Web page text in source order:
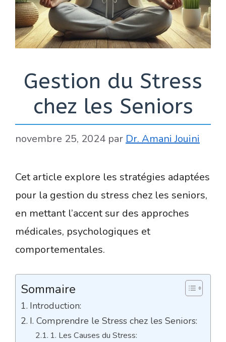
Gestion du Stress
chez les Seniors
novembre 25, 2024 par Dr. Amani Jouini
Cet article explore les stratégies adaptées
pour la gestion du stress chez les seniors,
en mettant l’accent sur des approches
médicales, psychologiques et
comportementales.
Sommaire
Introduction:
I. Comprendre le Stress chez les Seniors:
1. Les Causes du Stress: